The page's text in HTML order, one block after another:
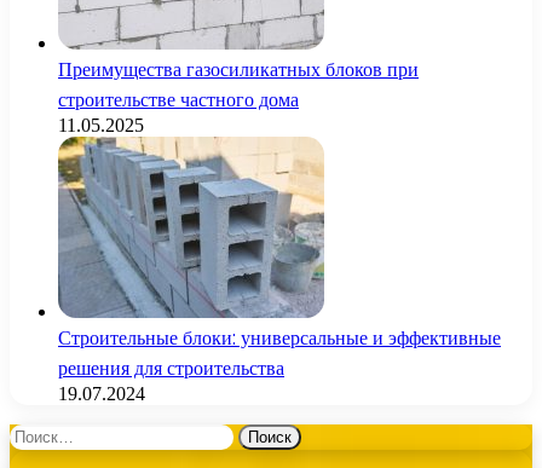
Преимущества газосиликатных блоков при
строительстве частного дома
11.05.2025
Строительные блоки: универсальные и эффективные
решения для строительства
19.07.2024
Найти: